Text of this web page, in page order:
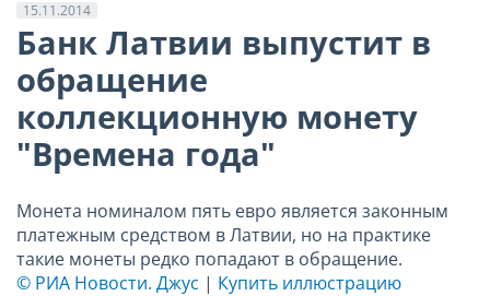
15.11.2014
Банк Латвии выпустит в
обращение
коллекционную монету
"Времена года"
Монета номиналом пять евро является законным
платежным средством в Латвии, но на практике
такие монеты редко попадают в обращение.
© РИА Новости. Джус | Купить иллюстрацию